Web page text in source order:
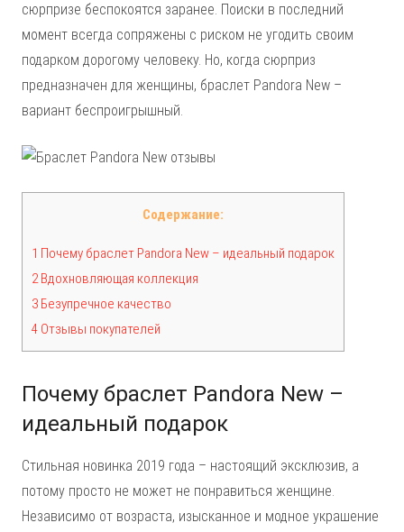
сюрпризе беспокоятся заранее. Поиски в последний
момент всегда сопряжены с риском не угодить своим
подарком дорогому человеку. Но, когда сюрприз
предназначен для женщины, браслет Pandora New –
вариант беспроигрышный.
Содержание:
1 Почему браслет Pandora New – идеальный подарок
2 Вдохновляющая коллекция
3 Безупречное качество
4 Отзывы покупателей
Почему браслет Pandora New –
идеальный подарок
Стильная новинка 2019 года – настоящий эксклюзив, а
потому просто не может не понравиться женщине.
Независимо от возраста, изысканное и модное украшение